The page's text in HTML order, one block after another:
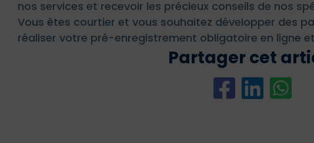
nos services et recevoir les précieux conseils de nos
Vous êtes courtier et vous souhaitez développer des
réaliser votre pré-enregistrement obligatoire en ligne et
Partager cet